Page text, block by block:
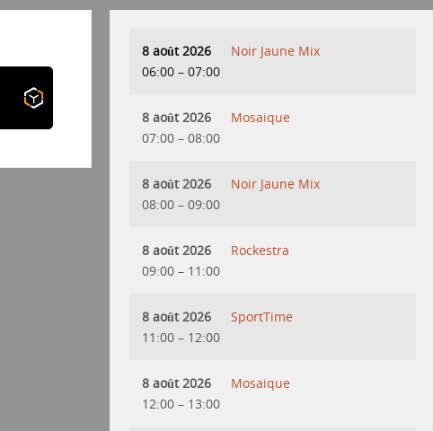
8 août 2026
06:00 – 07:00
Noir Jaune Mix
8 août 2026
07:00 – 08:00
Mosaique
8 août 2026
08:00 – 09:00
Noir Jaune Mix
8 août 2026
09:00 – 11:00
Rockestra
8 août 2026
11:00 – 12:00
SportTime
8 août 2026
12:00 – 13:00
Mosaique